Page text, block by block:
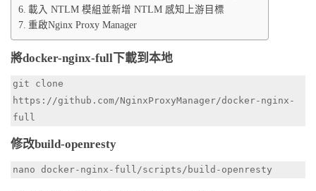
載入 NTLM 模組並新增 NTLM 感知上游目標
重啟Nginx Proxy Manager
將docker-nginx-full下載到本地
git clone
https://github.com/NginxProxyManager/docker-nginx-
full
修改build-openresty
nano docker-nginx-full/scripts/build-openresty